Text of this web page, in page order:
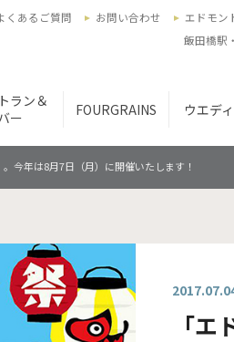
ラン＆
ー
FOURGRAINS ウエデ
くあるご質問 お問い合わせ エドモン
飯田橋駅
。今年は8月7日（月）に開催いたします！
「